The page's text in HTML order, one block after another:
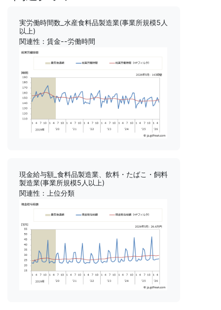
実労働時間数_水産食料品製造業(事業所規模5人
以上)
関連性：賃金--労働時間
現金給与額_食料品製造業、飲料・たばこ・飼料
製造業(事業所規模5人以上)
関連性：上位分類